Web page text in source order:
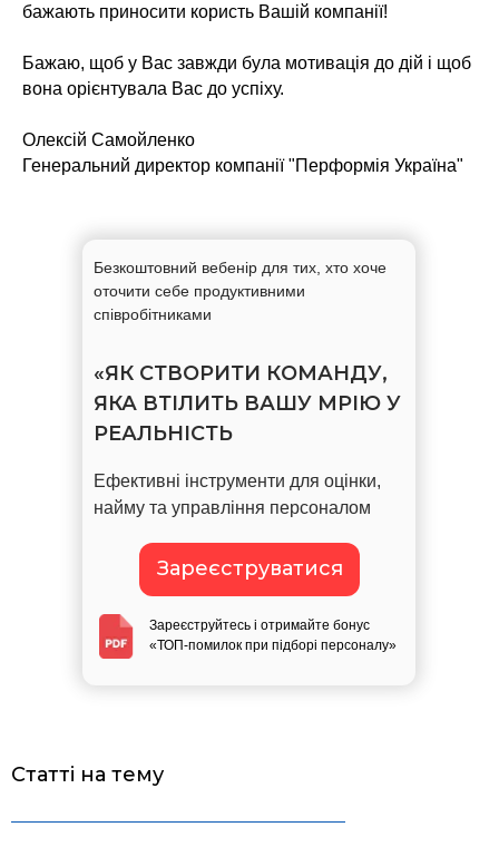
бажають приносити користь Вашій компанії!
Бажаю, щоб у Вас завжди була мотивація до дій і щоб
вона орієнтувала Вас до успіху.
Олексій Самойленко
Генеральний директор компанії "Перформія Україна"
«ЯК СТВОРИТИ КОМАНДУ,
ЯКА ВТІЛИТЬ ВАШУ МРІЮ У
РЕАЛЬНІСТЬ
Безкоштовний вебенір для тих, хто хоче
оточити себе продуктивними
співробітниками
Зареєструватися
Ефективні інструменти для оцінки,
найму та управління персоналом
Зареєструйтесь і отримайте бонус
«ТОП-помилок при підборі персоналу»
Статті на тему